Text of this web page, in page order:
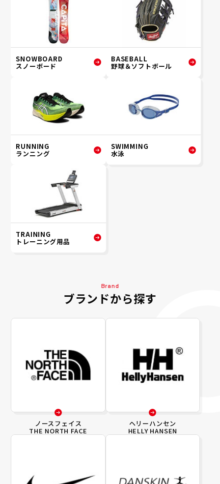
SNOWBOARD
スノーボード
BASEBALL
野球＆ソフトボール
RUNNING
ランニング
SWIMMING
水泳
TRAINING
トレーニング用品
Brand
ブランドから探す
ノースフェイス
THE NORTH FACE
ヘリーハンセン
HELLY HANSEN